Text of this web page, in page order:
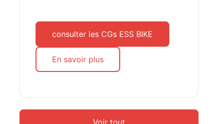
consulter les CGs ESS BIKE
En savoir plus
Voir tout